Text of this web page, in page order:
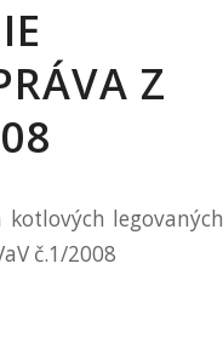
Z
kotlových legovaných
č.1/2008